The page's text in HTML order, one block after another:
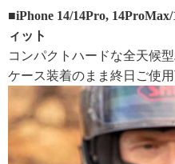
■iPhone 14/14Pro,
ィット
コンパクトハードな全天候型
ケース装着のまま終日ご使